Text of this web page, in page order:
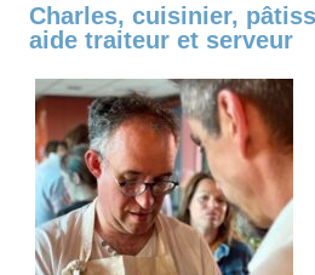
Charles, cuisinier,
aide traiteur et serveur